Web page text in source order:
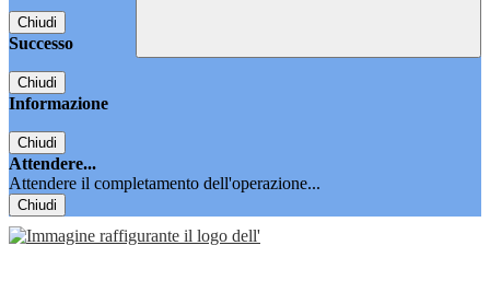
Chiudi
Successo
Chiudi
Informazione
Chiudi
Attendere...
Attendere il completamento dell'operazione...
Chiudi